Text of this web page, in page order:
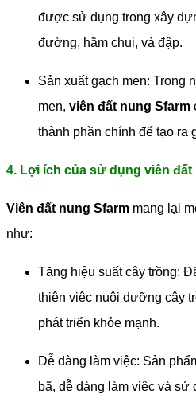
được sử dụng trong xây
đường, hầm chui, và đập.
Sản xuất gạch men: Trong
men, viên đất nung Sfarm
thành phần chính để tạo ra
4. Lợi ích của sử dụng viên đất
Viên đất nung Sfarm mang lại
như:
Tăng hiệu suất cây trồng:
thiện việc nuôi dưỡng cây
phát triển khỏe mạnh.
Dễ dàng làm việc: Sản
bã, dễ dàng làm việc và sử